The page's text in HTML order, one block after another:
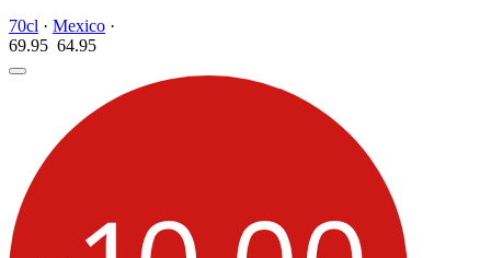
70cl · Mexico ·
69.95 64.95